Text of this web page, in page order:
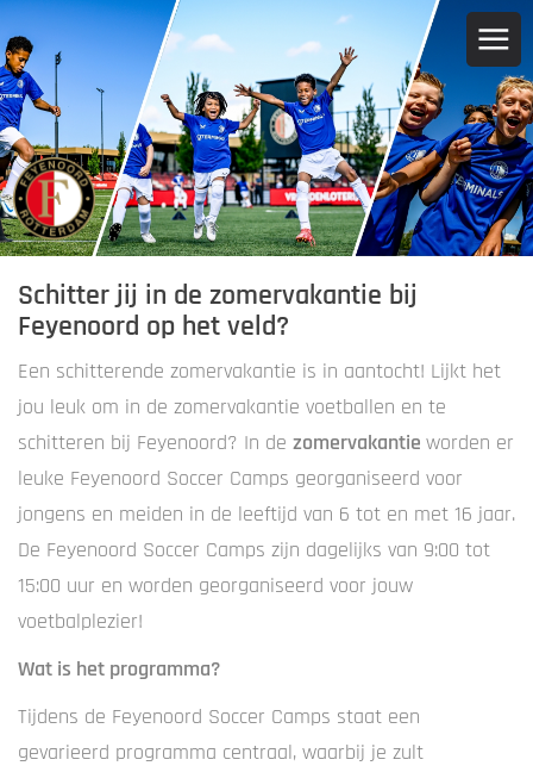
Schitter jij in de zomervakantie bij
Feyenoord op het veld?
Een schitterende zomervakantie is in aantocht! Lijkt het
jou leuk om in de zomervakantie voetballen en te
schitteren bij Feyenoord? In de zomervakantie worden er
leuke Feyenoord Soccer Camps georganiseerd voor
jongens en meiden in de leeftijd van 6 tot en met 16 jaar.
De Feyenoord Soccer Camps zijn dagelijks van 9:00 tot
15:00 uur en worden georganiseerd voor jouw
voetbalplezier!
Wat is het programma?
Tijdens de Feyenoord Soccer Camps staat een
gevarieerd programma centraal, waarbij je zult